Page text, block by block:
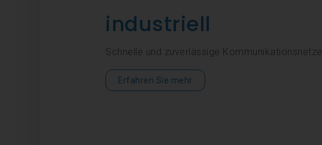
industriell
Schnelle und zuverlässige Kommunikationsnetze
Erfahren Sie mehr